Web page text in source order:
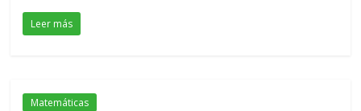
Leer más
Matemáticas